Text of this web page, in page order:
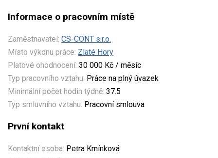
Informace o pracovním místě
Zaměstnavatel: CS-CONT s.r.o.
Místo výkonu práce: Zlaté Hory
Platové ohodnocení: 30 000 Kč / měsíc
Typ pracovního vztahu: Práce na plný úvazek
Minimální počet hodin týdně: 37.5
Typ smluvního vztahu: Pracovní smlouva
První kontakt
Kontaktní osoba: Petra Kmínková